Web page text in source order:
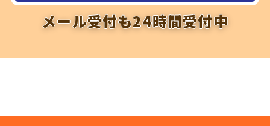
メール受付も24時間受付中